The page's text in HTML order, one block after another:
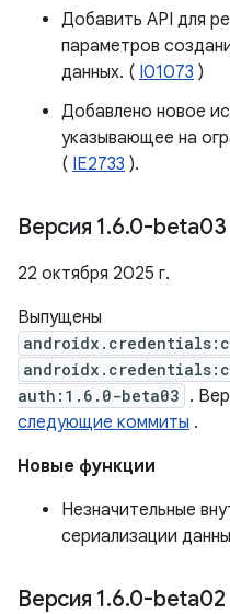
Добавить API для
параметров
данных. ( I01073 )
Добавлено новое
указывающее на
( IE2733 ).
Версия 1.6.0-beta03
22 октября 2025 г.
Выпущены
auth:1.6.0-beta03 .
следующие коммиты .
Новые функции
Незначительные
сериализации
Версия 1.6.0-beta02